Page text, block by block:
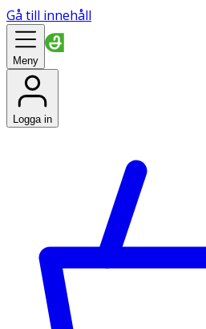
Gå till innehåll
Meny
Logga in